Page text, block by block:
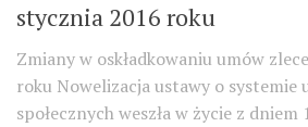
stycznia 2016 roku
Zmiany w oskładkowaniu umów
roku Nowelizacja ustawy o systemie
społecznych weszła w życie z dniem